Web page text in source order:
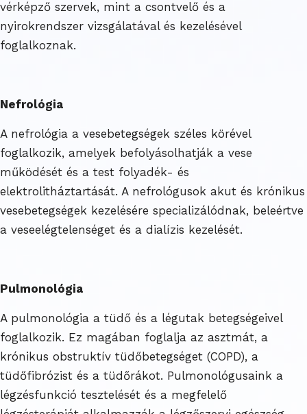
vérképző szervek, mint a csontvelő és a
nyirokrendszer vizsgálatával és kezelésével
foglalkoznak.
Nefrológia
A nefrológia a vesebetegségek széles körével
foglalkozik, amelyek befolyásolhatják a vese
működését és a test folyadék- és
elektrolitháztartását. A nefrológusok akut és krónikus
vesebetegségek kezelésére specializálódnak, beleértve
a veseelégtelenséget és a dialízis kezelését.
Pulmonológia
A pulmonológia a tüdő és a légutak betegségeivel
foglalkozik. Ez magában foglalja az asztmát, a
krónikus obstruktív tüdőbetegséget (COPD), a
tüdőfibrózist és a tüdőrákot. Pulmonológusaink a
légzésfunkció tesztelését és a megfelelő